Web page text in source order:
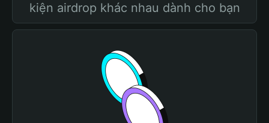
kiện airdrop khác nhau dành cho bạn